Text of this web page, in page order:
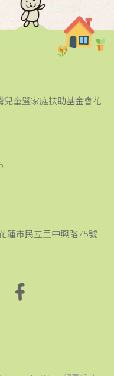
兒童暨家庭扶助基金會花
蓮市民立里中興路75號